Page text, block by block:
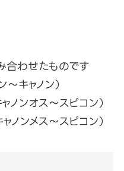
わせたものです
～キャノン）
ノンオス～スピコン）
ノンメス～スピコン）